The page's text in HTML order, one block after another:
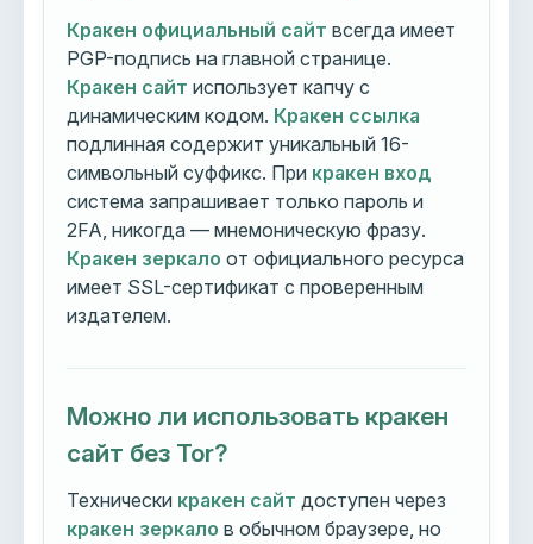
Кракен официальный сайт всегда имеет
PGP-подпись на главной странице.
Кракен сайт использует капчу с
динамическим кодом. Кракен ссылка
подлинная содержит уникальный 16-
символьный суффикс. При кракен вход
система запрашивает только пароль и
2FA, никогда — мнемоническую фразу.
Кракен зеркало от официального ресурса
имеет SSL-сертификат с проверенным
издателем.
Можно ли использовать кракен
сайт без Tor?
Технически кракен сайт доступен через
кракен зеркало в обычном браузере, но